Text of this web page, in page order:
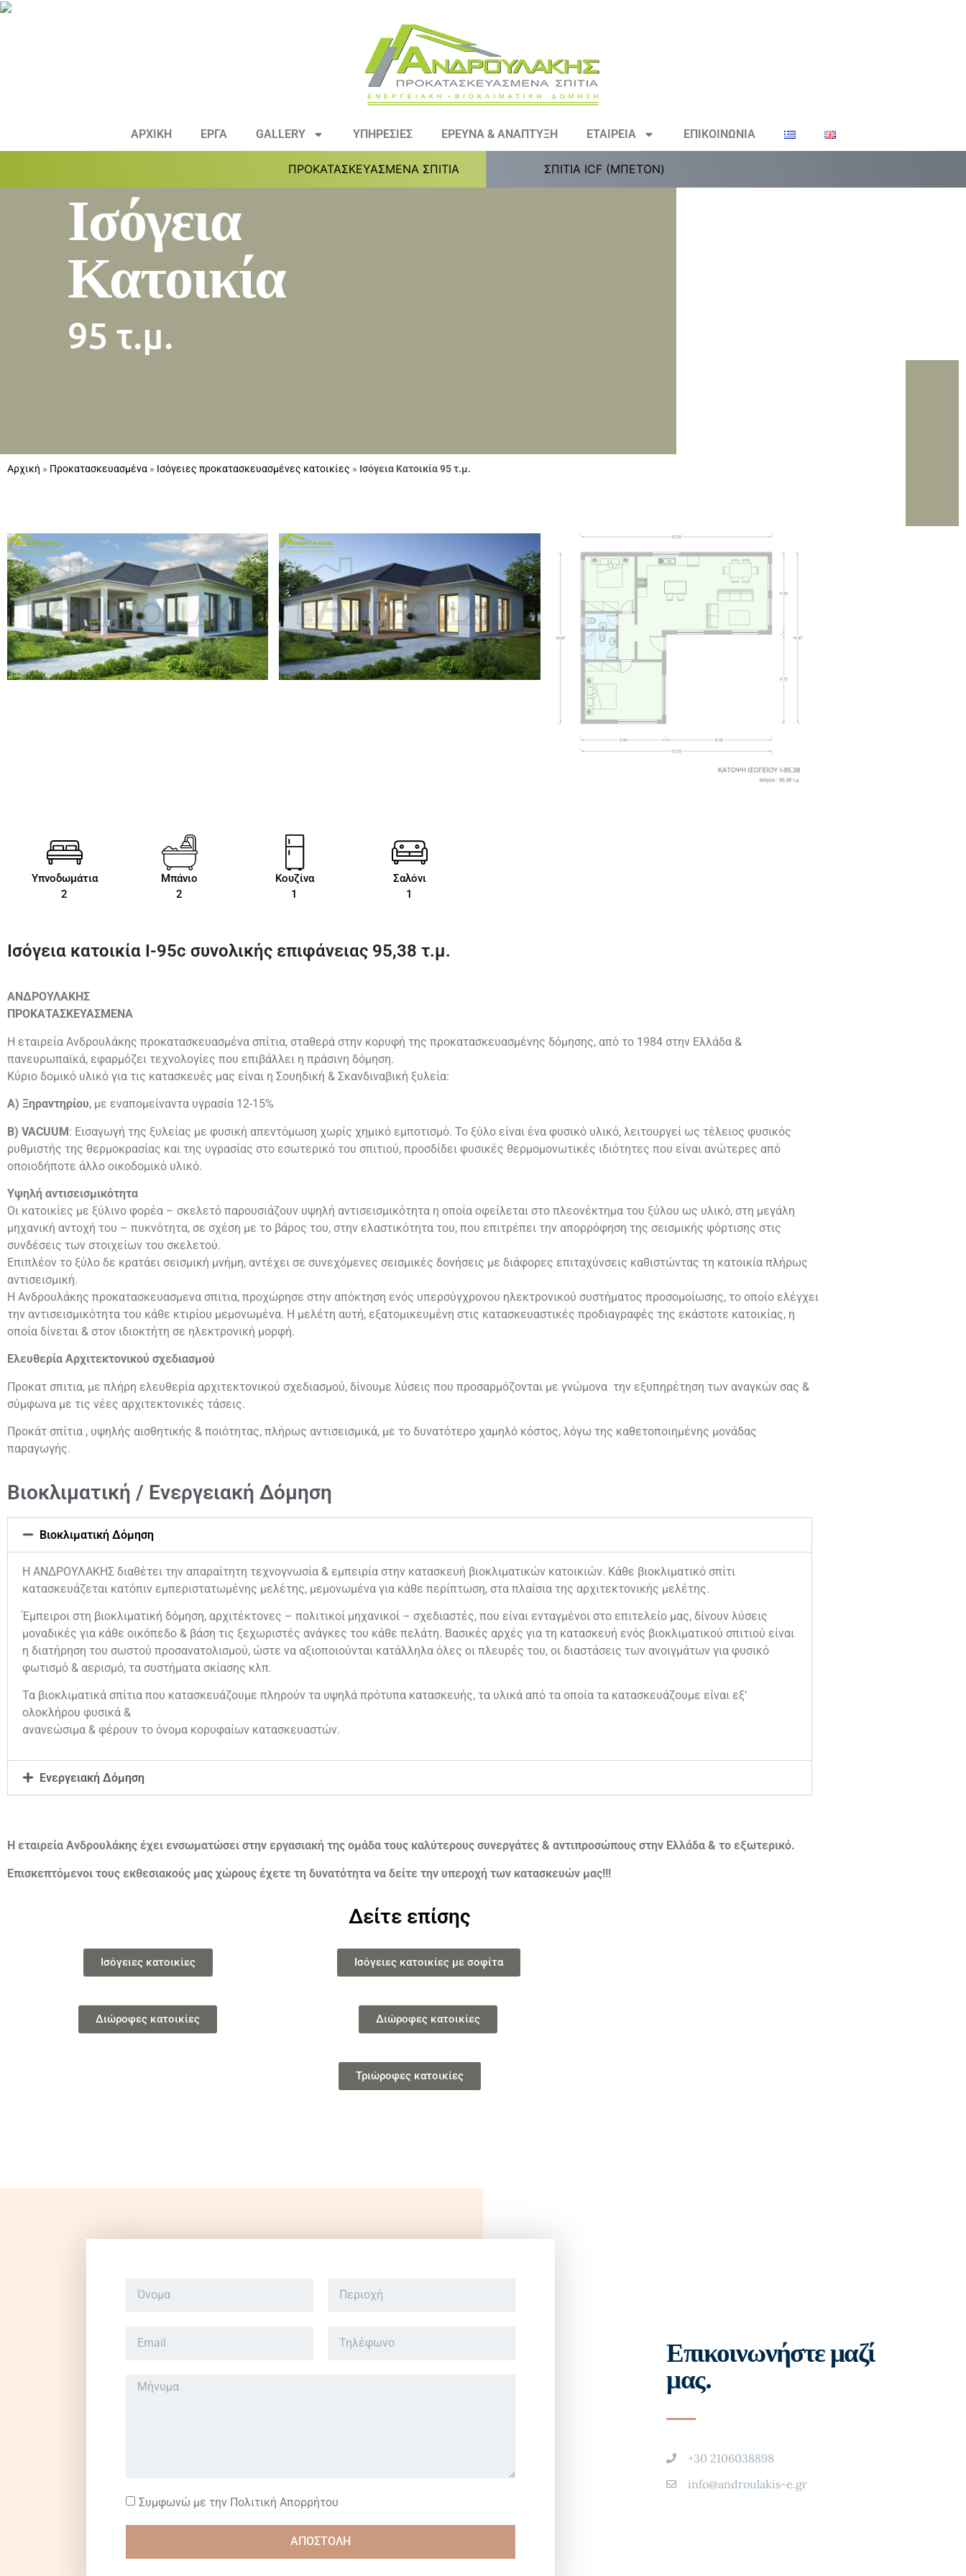
ΑΡΧΙΚΗ ΕΡΓΑ GALLERY ΥΠΗΡΕΣΙΕΣ ΕΡΕΥΝΑ & ΑΝΑΠΤΥΞΗ ΕΤΑΙΡΕΙΑ ΕΠΙΚΟΙΝΩΝΙΑ
ΠΡΟΚΑΤΑΣΚΕΥΑΣΜΕΝΑ ΣΠΙΤΙΑ ΣΠΙΤΙΑ ICF (ΜΠΕΤΟΝ)
Ισόγεια
Κατοικία
95 τ.μ.
Αρχική » Προκατασκευασμένα » Ισόγειες προκατασκευασμένες κατοικίες » Ισόγεια Κατοικία 95 τ.μ.
Υπνοδωμάτια
2
Μπάνιο
2
Κουζίνα
1
Σαλόνι
1
Ισόγεια κατοικία Ι-95c συνολικής επιφάνειας 95,38 τ.μ.
ΑΝΔΡΟΥΛΑΚΗΣ
ΠΡΟΚΑΤΑΣΚΕΥΑΣΜΕΝΑ
Η εταιρεία Ανδρουλάκης προκατασκευασμένα σπίτια, σταθερά στην κορυφή της προκατασκευασμένης δόμησης, από το 1984 στην Ελλάδα &
πανευρωπαϊκά, εφαρμόζει τεχνολογίες που επιβάλλει η πράσινη δόμηση.
Κύριο δομικό υλικό για τις κατασκευές μας είναι η Σουηδική & Σκανδιναβική ξυλεία:
Α) Ξηραντηρίου, με εναπομείναντα υγρασία 12-15%
Β) VACUUM: Εισαγωγή της ξυλείας με φυσική απεντόμωση χωρίς χημικό εμποτισμό. Το ξύλο είναι ένα φυσικό υλικό, λειτουργεί ως τέλειος φυσικός
ρυθμιστής της θερμοκρασίας και της υγρασίας στο εσωτερικό του σπιτιού, προσδίδει φυσικές θερμομονωτικές ιδιότητες που είναι ανώτερες από
οποιοδήποτε άλλο οικοδομικό υλικό.
Υψηλή αντισεισμικότητα
Οι κατοικίες με ξύλινο φορέα – σκελετό παρουσιάζουν υψηλή αντισεισμικότητα η οποία οφείλεται στο πλεονέκτημα του ξύλου ως υλικό, στη μεγάλη
μηχανική αντοχή του – πυκνότητα, σε σχέση με το βάρος του, στην ελαστικότητα του, που επιτρέπει την απορρόφηση της σεισμικής φόρτισης στις
συνδέσεις των στοιχείων του σκελετού.
Επιπλέον το ξύλο δε κρατάει σεισμική μνήμη, αντέχει σε συνεχόμενες σεισμικές δονήσεις με διάφορες επιταχύνσεις καθιστώντας τη κατοικία πλήρως
αντισεισμική.
Η Ανδρουλάκης προκατασκευασμενα σπιτια, προχώρησε στην απόκτηση ενός υπερσύγχρονου ηλεκτρονικού συστήματος προσομοίωσης, το οποίο ελέγχει
την αντισεισμικότητα του κάθε κτιρίου μεμονωμένα. Η μελέτη αυτή, εξατομικευμένη στις κατασκευαστικές προδιαγραφές της εκάστοτε κατοικίας, η
οποία δίνεται & στον ιδιοκτήτη σε ηλεκτρονική μορφή.
Ελευθερία Αρχιτεκτονικού σχεδιασμού
Προκατ σπιτια, με πλήρη ελευθερία αρχιτεκτονικού σχεδιασμού, δίνουμε λύσεις που προσαρμόζονται με γνώμονα την εξυπηρέτηση των αναγκών σας &
σύμφωνα με τις νέες αρχιτεκτονικές τάσεις.
Προκάτ σπίτια , υψηλής αισθητικής & ποιότητας, πλήρως αντισεισμικά, με το δυνατότερο χαμηλό κόστος, λόγω της καθετοποιημένης μονάδας
παραγωγής.
Βιοκλιματική / Ενεργειακή Δόμηση
Βιοκλιματική Δόμηση
Η ΑΝΔΡΟΥΛΑΚΗΣ διαθέτει την απαραίτητη τεχνογνωσία & εμπειρία στην κατασκευή βιοκλιματικών κατοικιών. Κάθε βιοκλιματικό σπίτι
κατασκευάζεται κατόπιν εμπεριστατωμένης μελέτης, μεμονωμένα για κάθε περίπτωση, στα πλαίσια της αρχιτεκτονικής μελέτης.
Έμπειροι στη βιοκλιματική δόμηση, αρχιτέκτονες – πολιτικοί μηχανικοί – σχεδιαστές, που είναι ενταγμένοι στο επιτελείο μας, δίνουν λύσεις
μοναδικές για κάθε οικόπεδο & βάση τις ξεχωριστές ανάγκες του κάθε πελάτη. Βασικές αρχές για τη κατασκευή ενός βιοκλιματικού σπιτιού είναι
η διατήρηση του σωστού προσανατολισμού, ώστε να αξιοποιούνται κατάλληλα όλες οι πλευρές του, οι διαστάσεις των ανοιγμάτων για φυσικό
φωτισμό & αερισμό, τα συστήματα σκίασης κλπ.
Τα βιοκλιματικά σπίτια που κατασκευάζουμε πληρούν τα υψηλά πρότυπα κατασκευής, τα υλικά από τα οποία τα κατασκευάζουμε είναι εξ’
ολοκλήρου φυσικά &
ανανεώσιμα & φέρουν το όνομα κορυφαίων κατασκευαστών.
Ενεργειακή Δόμηση
Η εταιρεία Ανδρουλάκης έχει ενσωματώσει στην εργασιακή της ομάδα τους καλύτερους συνεργάτες & αντιπροσώπους στην Ελλάδα & το εξωτερικό.
Επισκεπτόμενοι τους εκθεσιακούς μας χώρους έχετε τη δυνατότητα να δείτε την υπεροχή των κατασκευών μας!!!
Δείτε επίσης
Ισόγειες κατοικίες Ισόγειες κατοικίες με σοφίτα
Διώροφες κατοικίες Διώροφες κατοικίες
Τριώροφες κατοικίες
Συμφωνώ με την Πολιτική Απορρήτου
ΑΠΟΣΤΟΛΗ
Επικοινωνήστε μαζί
μας.
+30 2106038898
info@androulakis-e.gr